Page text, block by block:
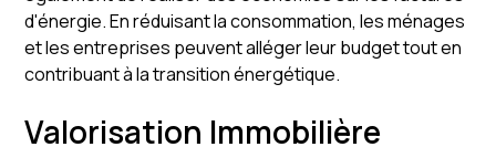
d'énergie. En réduisant la consommation, les ménages
et les entreprises peuvent alléger leur budget tout en
contribuant à la transition énergétique.
Valorisation Immobilière